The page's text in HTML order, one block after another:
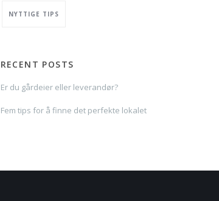
NYTTIGE TIPS
RECENT POSTS
Er du gårdeier eller leverandør?
Fem tips for å finne det perfekte lokalet